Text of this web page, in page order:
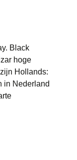
iPhone 13 Pro
iPhone 13 Pro Max
iPhone 12
Black
hoge
Hollands:
in Nederland